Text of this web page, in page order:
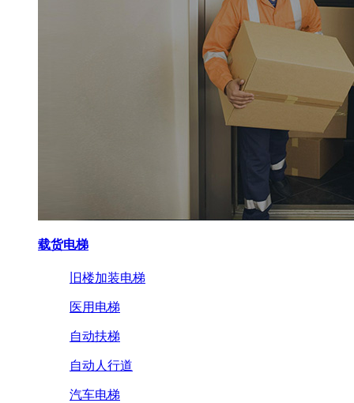
载货电梯
旧楼加装电梯
医用电梯
自动扶梯
自动人行道
汽车电梯